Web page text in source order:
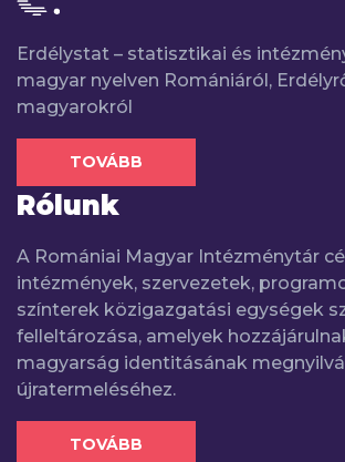
Erdélystat – statisztikai és
magyar nyelven Romániáról,
magyarokról
TOVÁBB
Rólunk
A Romániai Magyar Intézménytár
intézmények, szervezetek,
színterek közigazgatási egységek
felleltározása, amelyek
magyarság identitásának
újratermeléséhez.
TOVÁBB